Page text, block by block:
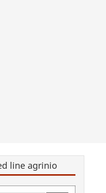
line agrinio